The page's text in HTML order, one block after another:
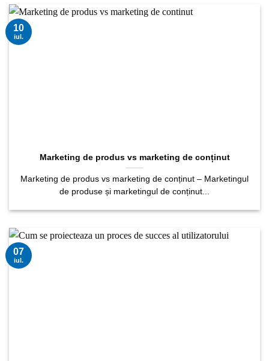
Marketing de produs vs marketing de conținut
Marketing de produs vs marketing de conținut – Marketingul
de produse și marketingul de conținut...
10
iul.
07
iul.